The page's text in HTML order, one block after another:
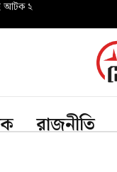
আটক ২
রাজনীতি